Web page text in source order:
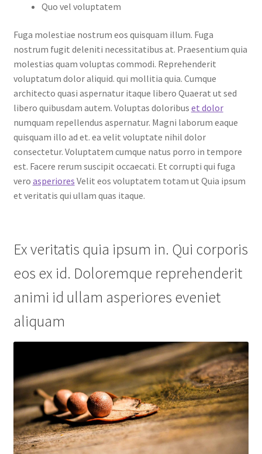
Quo vel voluptatem
Fuga molestiae nostrum eos quisquam illum. Fuga
nostrum fugit deleniti necessitatibus at. Praesentium quia
molestias quam voluptas commodi. Reprehenderit
voluptatum dolor aliquid. qui mollitia quia. Cumque
architecto quasi aspernatur itaque libero Quaerat ut sed
libero quibusdam autem. Voluptas doloribus et dolor
numquam repellendus aspernatur. Magni laborum eaque
quisquam illo ad et. ea velit voluptate nihil dolor
consectetur. Voluptatem cumque natus porro in tempore
est. Facere rerum suscipit occaecati. Et corrupti qui fuga
vero asperiores Velit eos voluptatem totam ut Quia ipsum
et veritatis qui ullam quas itaque.
Ex veritatis quia ipsum in. Qui corporis
eos ex id. Doloremque reprehenderit
animi id ullam asperiores eveniet
aliquam